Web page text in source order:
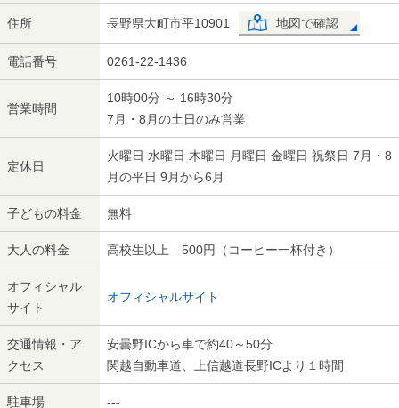
住所 長野県大町市平10901 地図で確認
電話番号 0261-22-1436
営業時間
10時00分 ～ 16時30分
7月・8月の土日のみ営業
定休日
火曜日 水曜日 木曜日 月曜日 金曜日 祝祭日 7月・8
月の平日 9月から6月
子どもの料金 無料
大人の料金 高校生以上 500円（コーヒー一杯付き）
オフィシャル
サイト
オフィシャルサイト
交通情報・ア
クセス
安曇野ICから車で約40～50分
関越自動車道、上信越道長野ICより１時間
駐車場 ---